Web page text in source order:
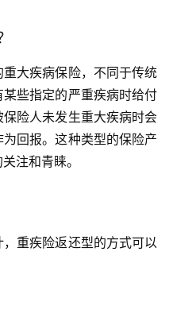
大疾病保险，不同于传统
某些指定的严重疾病时给付
险人未发生重大疾病时会
为回报。这种类型的保险产
注和青睐。
重疾险返还型的方式可以